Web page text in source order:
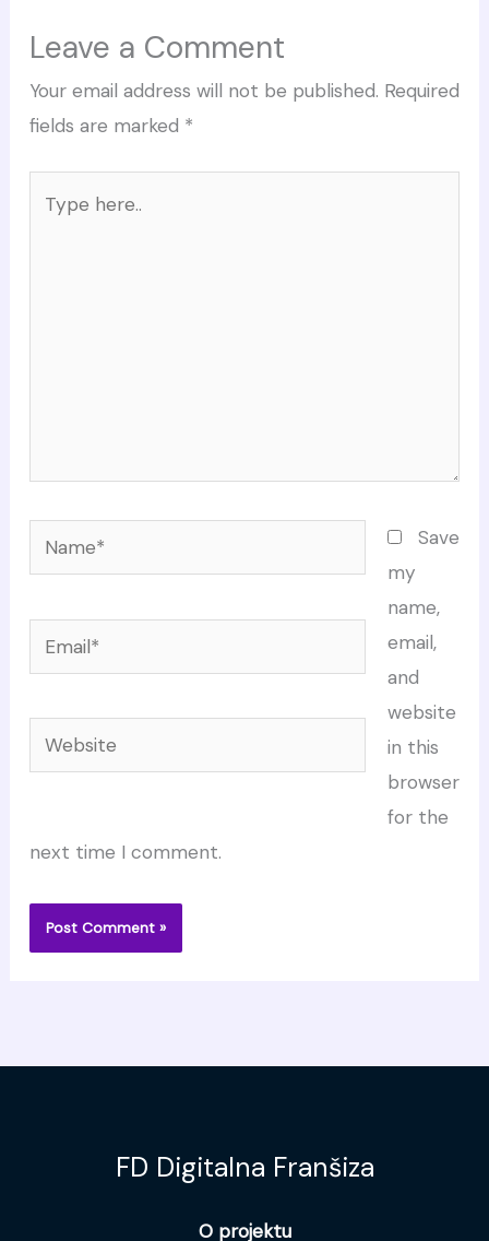
Leave a Comment
Your email address will not be published. Required
fields are marked *
here..
Name*
Email*
Website
Save
my
name,
email,
and
website
in this
browser
for the
next time I comment.
FD Digitalna Franšiza
O projektu